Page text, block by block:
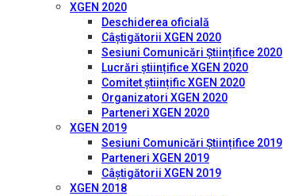
XGEN 2020
Deschiderea oficială
Câștigătorii XGEN 2020
Sesiuni Comunicări Științifice 2020
Lucrări științifice XGEN 2020
Comitet științific XGEN 2020
Organizatori XGEN 2020
Parteneri XGEN 2020
XGEN 2019
Sesiuni Comunicări Științifice 2019
Parteneri XGEN 2019
Câștigătorii XGEN 2019
XGEN 2018